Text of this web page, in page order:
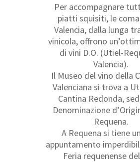
Per accompagnare
piatti squisiti, le
Valencia, dalla lunga
vinicola, offrono
di vini D.O. (Utiel-
Valencia).
Il Museo del vino della
Valenciana si trova a
Cantina Redonda,
Denominazione
Requena.
A Requena si tiene
appuntamento
Feria requenense